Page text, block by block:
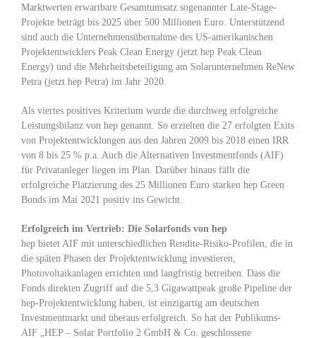
Marktwerten erwartbare Gesamtumsatz sogenannter Late-Stage-
Projekte beträgt bis 2025 über 500 Millionen Euro. Unterstützend
sind auch die Unternehmensübernahme des US-amerikanischen
Projektentwicklers Peak Clean Energy (jetzt hep Peak Clean
Energy) und die Mehrheitsbeteiligung am Solarunternehmen ReNew
Petra (jetzt hep Petra) im Jahr 2020.
Als viertes positives Kriterium wurde die durchweg erfolgreiche
Leistungsbilanz von hep genannt. So erzielten die 27 erfolgten Exits
von Projektentwicklungen aus den Jahren 2009 bis 2018 einen IRR
von 8 bis 25 % p.a. Auch die Alternativen Investmentfonds (AIF)
für Privatanleger liegen im Plan. Darüber hinaus fällt die
erfolgreiche Platzierung des 25 Millionen Euro starken hep Green
Bonds im Mai 2021 positiv ins Gewicht.
Erfolgreich im Vertrieb: Die Solarfonds von hep
hep bietet AIF mit unterschiedlichen Rendite-Risiko-Profilen, die in
die späten Phasen der Projektentwicklung investieren,
Photovoltaikanlagen errichten und langfristig betreiben. Dass die
Fonds direkten Zugriff auf die 5,3 Gigawattpeak große Pipeline der
hep-Projektentwicklung haben, ist einzigartig am deutschen
Investmentmarkt und überaus erfolgreich. So hat der Publikums-
AIF „HEP – Solar Portfolio 2 GmbH & Co. geschlossene